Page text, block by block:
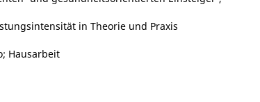
in Theorie und Praxis
Hausarbeit